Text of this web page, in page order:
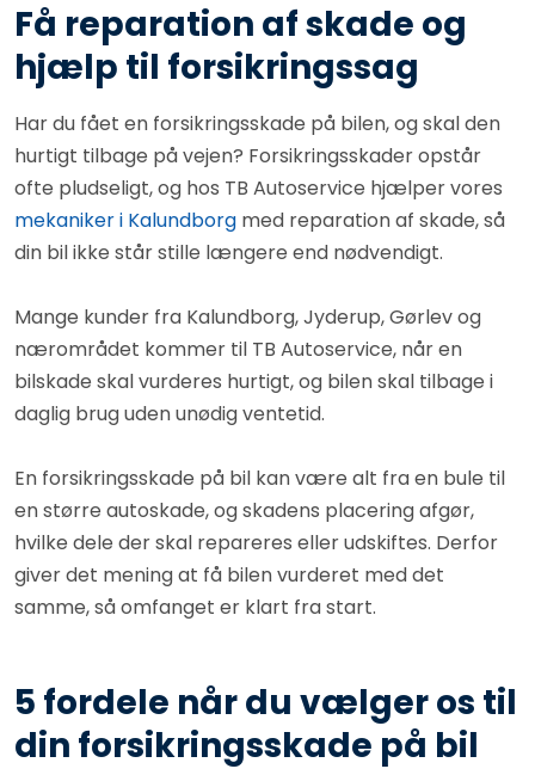
Få reparation af skade og
hjælp til forsikringssag
Har du fået en forsikringsskade på bilen, og skal den
hurtigt tilbage på vejen? Forsikringsskader opstår
ofte pludseligt, og hos TB Autoservice hjælper vores
mekaniker i Kalundborg med reparation af skade, så
din bil ikke står stille længere end nødvendigt.
Mange kunder fra Kalundborg, Jyderup, Gørlev og
nærområdet kommer til TB Autoservice, når en
bilskade skal vurderes hurtigt, og bilen skal tilbage i
daglig brug uden unødig ventetid.
En forsikringsskade på bil kan være alt fra en bule til
en større autoskade, og skadens placering afgør,
hvilke dele der skal repareres eller udskiftes. Derfor
giver det mening at få bilen vurderet med det
samme, så omfanget er klart fra start.
5 fordele når du vælger os til
din forsikringsskade på bil